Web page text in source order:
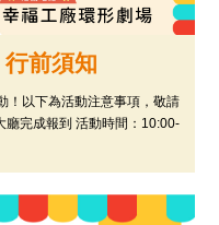
前須知
！以下為活動注意事項，敬請
完成報到 活動時間：10:00-